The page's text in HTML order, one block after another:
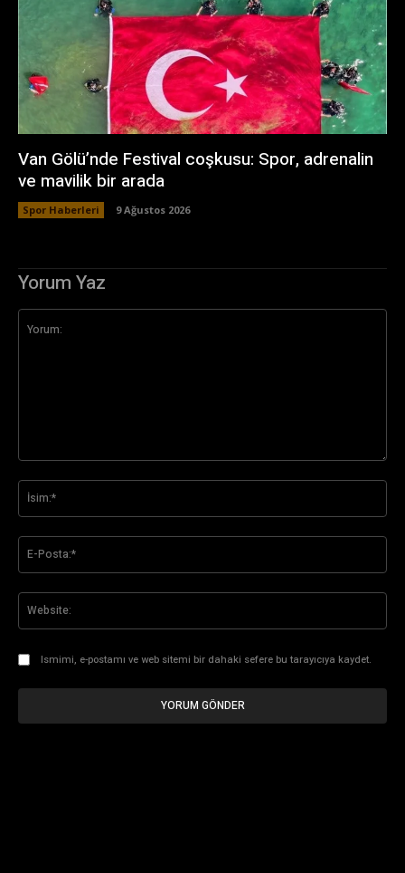
Van Gölü’nde Festival coşkusu: Spor, adrenalin
ve mavilik bir arada
Spor Haberleri 9 Ağustos 2026
Yorum Yaz
Ismimi, e-postamı ve web sitemi bir dahaki sefere bu tarayıcıya kaydet.